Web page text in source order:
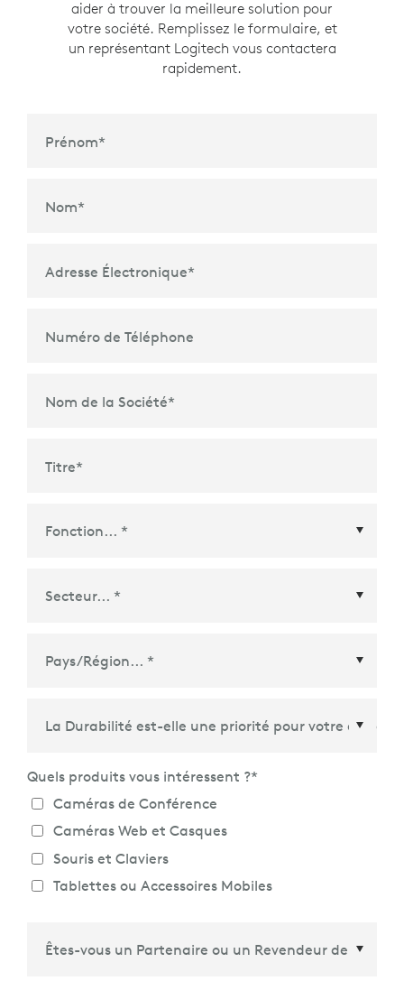
aider à trouver la meilleure solution pour
votre société. Remplissez le formulaire, et
un représentant Logitech vous contactera
rapidement.
Prénom*
Nom*
Adresse Électronique*
Numéro de Téléphone
Nom de la Société*
Titre*
Pays/Région*
Quels produits vous intéressent ?*
Caméras de Conférence
Caméras Web et Casques
Souris et Claviers
Tablettes ou Accessoires Mobiles